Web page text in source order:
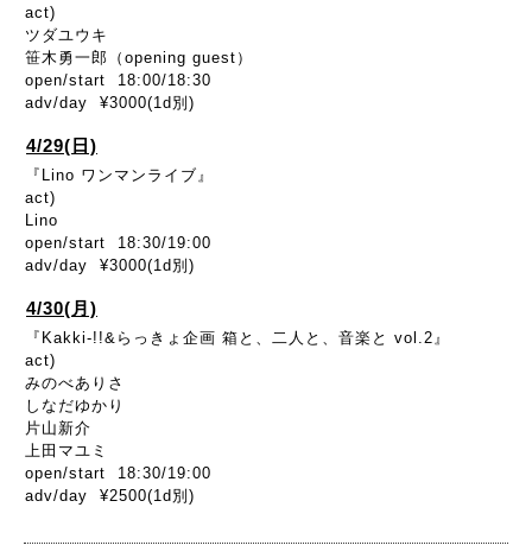
act)
ツダユウキ
笹木勇一郎（opening guest）
open/start 18:00/18:30
adv/day ¥3000(1d別)
4/29(日)
『Lino ワンマンライブ』
act)
Lino
open/start 18:30/19:00
adv/day ¥3000(1d別)
4/30(月)
『Kakki-!!&らっきょ企画 箱と、二人と、音楽と vol.2』
act)
みのべありさ
しなだゆかり
片山新介
上田マユミ
open/start 18:30/19:00
adv/day ¥2500(1d別)